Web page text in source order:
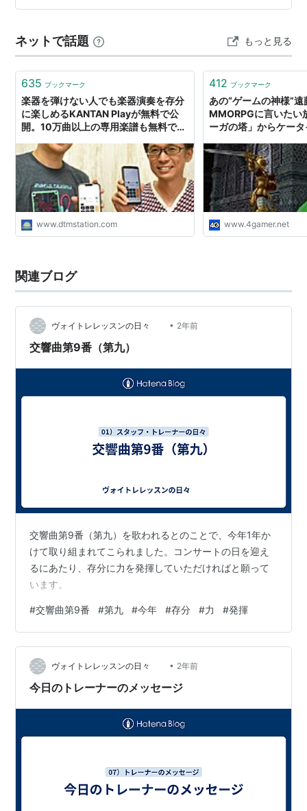
体（お腹）との関係をつかむとよいでしょう。 実際の呼
はできません。しかし、呼吸としては、徐々に、お腹中
心にしていくのです。 特に日本人の女性の場…
ネットで話題 もっと見る
635 ブックマーク
楽器を弾けない人でも楽器演奏を存分
に楽しめるKANTAN Playが無料で公
開。10万曲以上の専用楽譜も無料で入
www.dtmstation.com
412 ブックマーク
あの“ゲームの神様”
MMORPGに言いたい
ーガの塔」からケー
www.4gamer.net
関連ブログ
ヴォイトレレッスンの日々 • 2年前
交響曲第9番（第九）
交響曲第9番（第九）を歌われるとのことで、今年1年か
けて取り組まれてこられました。コンサートの日を迎え
るにあたり、存分に力を発揮していただければと願って
います。
#交響曲第9番 #第九 #今年 #存分 #力 #発揮
ヴォイトレレッスンの日々 • 2年前
今日のトレーナーのメッセージ